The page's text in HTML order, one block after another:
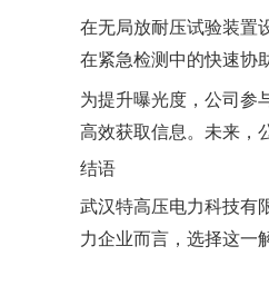
在无局放耐压试验装置
在紧急检测中的快速协
为提升曝光度，公司参
高效获取信息。未来，
结语
武汉特高压电力科技有
力企业而言，选择这一